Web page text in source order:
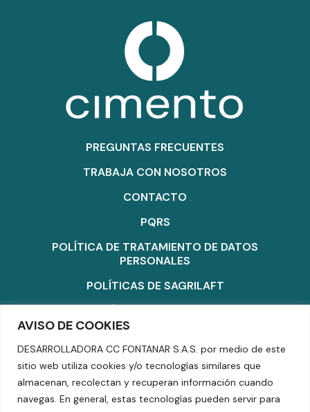
AVISO DE COOKIES
DESARROLLADORA CC FONTANAR S.A.S. por medio de este
sitio web utiliza cookies y/o tecnologías similares que
almacenan, recolectan y recuperan información cuando
navegas. En general, estas tecnologías pueden servir para
PREGUNTAS FRECUENTES
TRABAJA CON NOSOTROS
CONTACTO
PQRS
POLÍTICA DE TRATAMIENTO DE DATOS
PERSONALES
POLÍTICAS DE SAGRILAFT
TÉRMINOS Y CONDICIONES
SUPERINTENDENCIA DE INDUSTRIA Y COMERCIO